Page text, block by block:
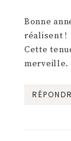
Bonne
réalisent !
Cette
merveille.